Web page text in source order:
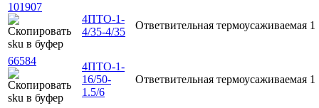
101907
4ПТО-1-
4/35-4/35
Ответвительная термоусаживаемая 1
66584
4ПТО-1-
16/50-
1.5/6
Ответвительная термоусаживаемая 1